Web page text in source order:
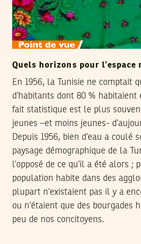
Quels horizons pour l’espace
En 1956, la Tunisie ne comptait
d’habitants dont 80 %
fait statistique est le plus
jeunes –et moins jeunes-
Depuis 1956, bien d’eau a coulé
paysage démographique de la
l’opposé de ce qu’il a été alors ;
population habite dans des
plupart n’existaient pas il y a
ou n’étaient que des bourgades
peu de nos concitoyens.